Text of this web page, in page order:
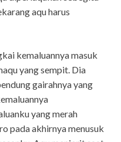
aqu harus
kemaluannya masuk
yang sempit. Dia
gairahnya yang
yang merah
pada akhirnya menusuk